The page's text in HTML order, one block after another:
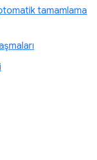
tamamlama